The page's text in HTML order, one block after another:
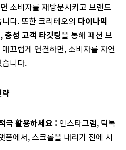
소비자를 재방문시키고 브랜드
다. 또한 크리테오의 다이나믹
충성 고객 타깃팅을 통해 패션 브
끄럽게 연결하면, 소비자를 자연
니다.
극 활용하세요 : 인스타그램, 틱톡
폼에서, 스크롤을 내리기 전에 시